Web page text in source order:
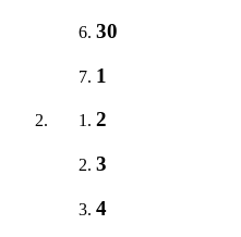
30
1
2
3
4